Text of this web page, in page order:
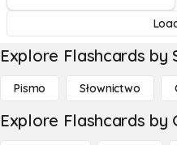
Explore Flashcards by
Pismo Słownictwo
Explore Flashcards by